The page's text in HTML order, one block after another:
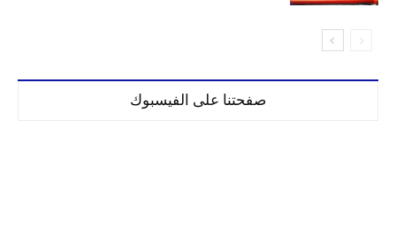
صفحتنا على الفيسبوك